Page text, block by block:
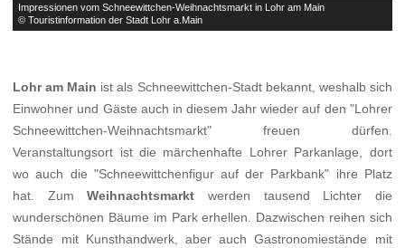
Impressionen vom Schneewittchen-Weihnachtsmarkt in Lohr am Main
© Touristinformation der Stadt Lohr a.Main
Lohr am Main ist als Schneewittchen-Stadt bekannt, weshalb sich
Einwohner und Gäste auch in diesem Jahr wieder auf den "Lohrer
Schneewittchen-Weihnachtsmarkt" freuen dürfen.
Veranstaltungsort ist die märchenhafte Lohrer Parkanlage, dort
wo auch die "Schneewittchenfigur auf der Parkbank" ihre Platz
hat. ZumWeihnachtsmarkt werden tausend Lichter die
wunderschönen Bäume im Park erhellen. Dazwischen reihen sich
Stände mit Kunsthandwerk, aber auch Gastronomiestände mit